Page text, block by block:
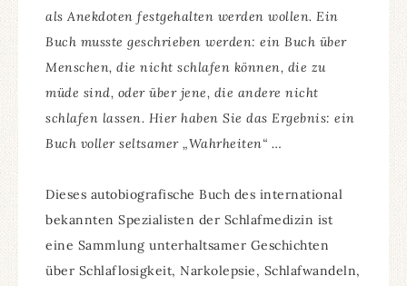
als Anekdoten festgehalten werden wollen. Ein
Buch musste geschrieben werden: ein Buch über
Menschen, die nicht schlafen können, die zu
müde sind, oder über jene, die andere nicht
schlafen lassen. Hier haben Sie das Ergebnis: ein
Buch voller seltsamer „Wahrheiten“ …
Dieses autobiografische Buch des international
bekannten Spezialisten der Schlafmedizin ist
eine Sammlung unterhaltsamer Geschichten
über Schlaflosigkeit, Narkolepsie, Schlafwandeln,